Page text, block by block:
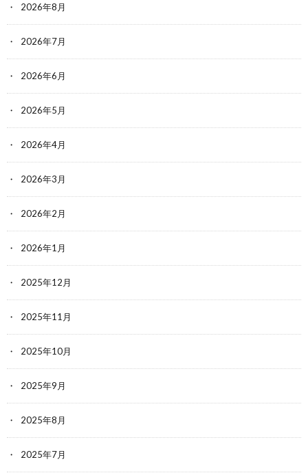
2026年8月
2026年7月
2026年6月
2026年5月
2026年4月
2026年3月
2026年2月
2026年1月
2025年12月
2025年11月
2025年10月
2025年9月
2025年8月
2025年7月